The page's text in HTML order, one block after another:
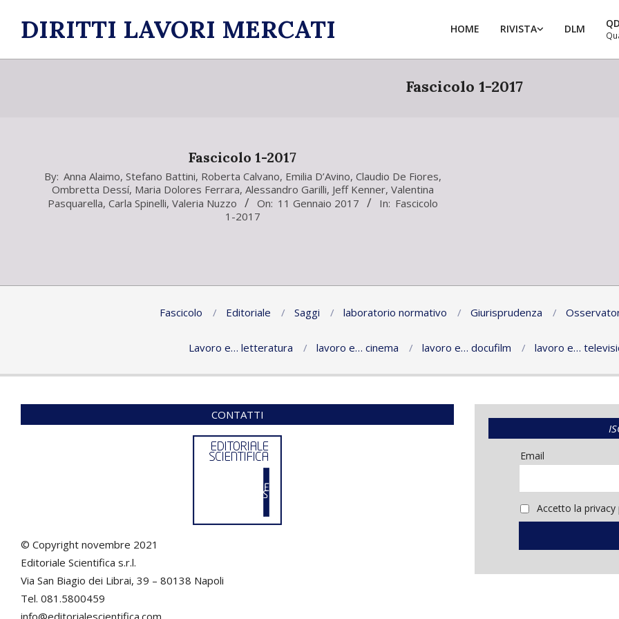
DIRITTI LAVORI MERCATI HOME RIVISTA DLM
Fascicolo 1-2017
Fascicolo 1-2017
2017-
01-
11
By: Anna Alaimo, Stefano Battini, Roberta Calvano, Emilia D’Avino, Claudio De Fiores,
Ombretta Dessí, Maria Dolores Ferrara, Alessandro Garilli, Jeff Kenner, Valentina
Pasquarella, Carla Spinelli, Valeria Nuzzo On: 11 Gennaio 2017 In: Fascicolo
1-2017
Fascicolo Editoriale Saggi laboratorio normativo Giurisprudenza
Lavoro e… letteratura lavoro e… cinema lavoro e… docufilm lavoro e…
CONTATTI
© Copyright novembre 2021
Editoriale Scientifica s.r.l.
Via San Biagio dei Librai, 39 – 80138 Napoli
Tel. 081.5800459
info@editorialescientifica.com
Email
Accetto la privacy